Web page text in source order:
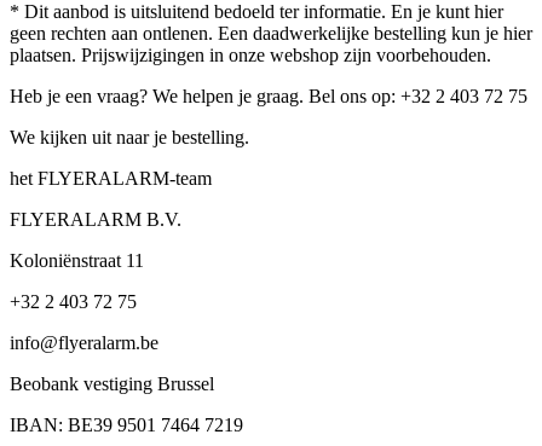
* Dit aanbod is uitsluitend bedoeld ter informatie. En je kunt hier
geen rechten aan ontlenen. Een daadwerkelijke bestelling kun je hier
plaatsen. Prijswijzigingen in onze webshop zijn voorbehouden.
Heb je een vraag? We helpen je graag. Bel ons op: +32 2 403 72 75
We kijken uit naar je bestelling.
het FLYERALARM-team
FLYERALARM B.V.
Koloniënstraat 11
+32 2 403 72 75
info@flyeralarm.be
Beobank vestiging Brussel
IBAN: BE39 9501 7464 7219